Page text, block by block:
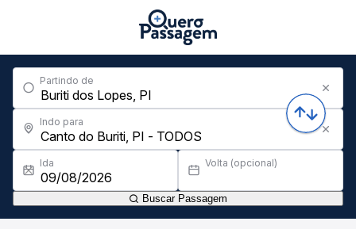
Partindo de
Indo para
Ida Volta (opcional)
Buscar Passagem